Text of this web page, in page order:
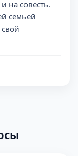
на совесть.
семьей